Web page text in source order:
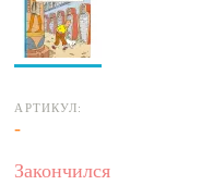
АРТИКУЛ:
-
Закончился